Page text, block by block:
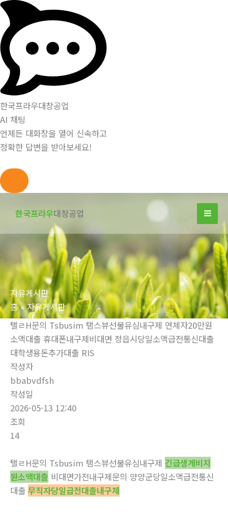
한국프라우대창공업
AI 채팅
언제든 대화창을 열어 신속하고
정확한 답변을 받아보세요!
너
뛰
기
한국프라우대창공업
자유게시판
홈
자유게시판
탤ㄹH문의 Tsbusim 탬스뷰선불유심내구제 연체자20만원
소액대출 휴대폰내구제비대면 정읍시당일소액급전통신대출
대학생용돈추가대출 RIS
작성자
bbabvdfsh
작성일
2026-05-13 12:40
조회
14
탤ㄹH문의 Tsbusim 탬스뷰선불유심내구제 긴급생계비지
원소액대출 비대면가전내구제문의 양양군당일소액급전통신
대출 무직자당일급전대출내구제